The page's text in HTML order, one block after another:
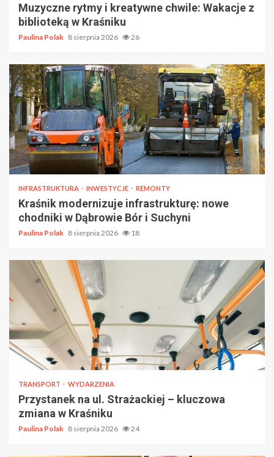
Muzyczne rytmy i kreatywne chwile: Wakacje z
biblioteką w Kraśniku
Paulina Polak 8 sierpnia 2026 26
INFRASTRUKTURA INWESTYCJE REMONTY
Kraśnik modernizuje infrastrukturę: nowe
chodniki w Dąbrowie Bór i Suchyni
Paulina Polak 8 sierpnia 2026 18
TRANSPORT WYDARZENIA
Przystanek na ul. Strażackiej – kluczowa
zmiana w Kraśniku
Paulina Polak 8 sierpnia 2026 24